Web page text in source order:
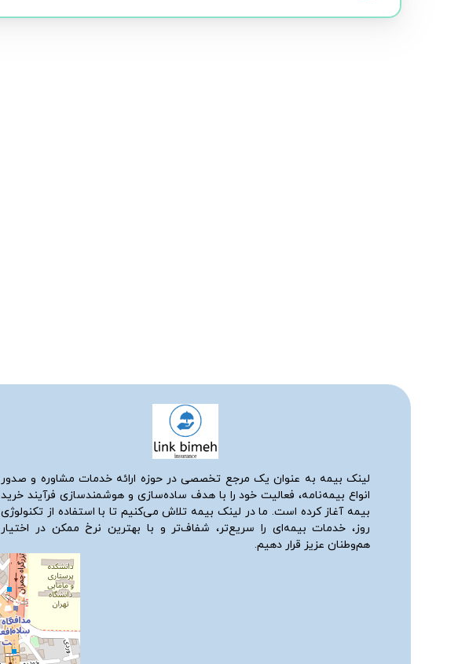
لینک بیمه به عنوان یک مرجع تخصصی در حوزه ارائه خدمات مشاوره و صدور
انواع بیمه‌نامه، فعالیت خود را با هدف ساده‌سازی و هوشمندسازی فرآیند خرید
بیمه آغاز کرده است. ما در لینک بیمه تلاش می‌کنیم تا با استفاده از تکنولوژی
روز، خدمات بیمه‌ای را سریع‌تر، شفاف‌تر و با بهترین نرخ ممکن در اختیار
هم‌وطنان عزیز قرار دهیم.